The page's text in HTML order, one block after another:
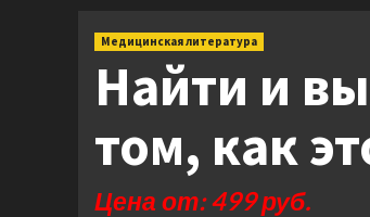
Медицинская литература
Найти и
том, как
Цена от: 499 руб.